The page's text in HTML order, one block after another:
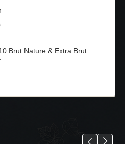
Brut Nature & Extra Brut